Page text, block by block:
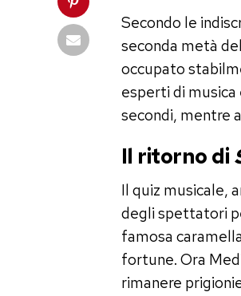
Secondo le
seconda metà
occupato
esperti di
secondi, mentre
Il ritorno di
Il quiz musicale,
degli spettatori
famosa
fortune. Ora
rimanere